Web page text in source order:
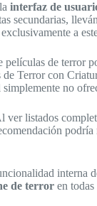
interfaz de
secundarias,
a
de terror
Terror con
no
ver listados
interna
de terror en